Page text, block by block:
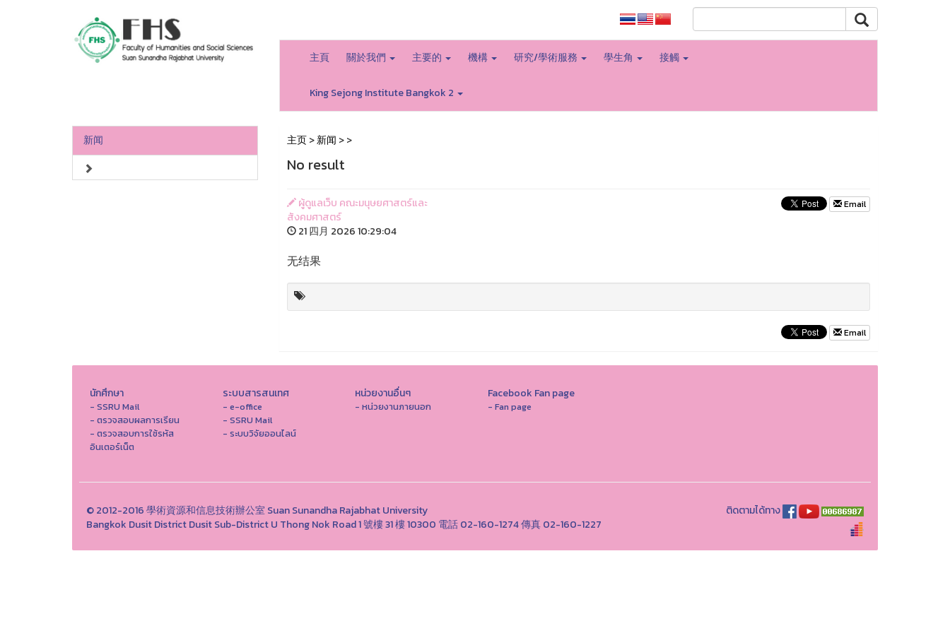
主頁 關於我們 主要的 機構 研究/學術服務 學生角 接觸
King Sejong Institute Bangkok 2
新闻 主页>新闻 >>
No result
ผู้ดูแลเว็บ คณะมนุษยศาสตร์และ
สังคมศาสตร์
21 四月 2026 10:29:04
Email
无结果
Email
นักศึกษา
- SSRU Mail
- ตรวจสอบผลการเรียน
- ตรวจสอบการใช้รหัส
อินเตอร์เน็ต
ระบบสารสนเทศ
- e-office
- SSRU Mail
- ระบบวิจัยออนไลน์
หน่วยงานอื่นๆ
- หน่วยงานภายนอก
Facebook Fan page
- Fan page
© 2012-2016 學術資源和信息技術辦公室 Suan Sunandha Rajabhat University
Bangkok Dusit District Dusit Sub-District U Thong Nok Road 1 號樓 31 樓 10300 電話 02-160-1274 傳真 02-160-1227
ติดตามได้ทาง